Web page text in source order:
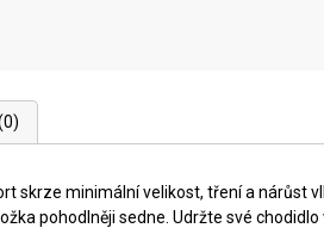
skrze minimální velikost, tření a
pohodlněji sedne. Udržte své